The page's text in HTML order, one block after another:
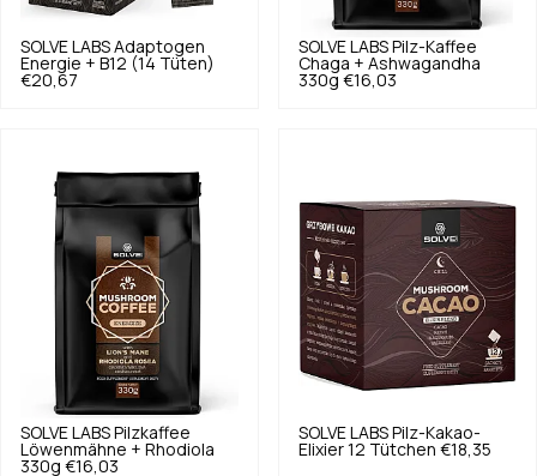
SOLVE LABS Adaptogen
Energie + B12 (14 Tüten)
€20,67
SOLVE LABS Pilz-Kaffee
Chaga + Ashwagandha
330g €16,03
SOLVE LABS Pilzkaffee
Löwenmähne + Rhodiola
330g €16,03
SOLVE LABS Pilz-Kakao-
Elixier 12 Tütchen €18,35